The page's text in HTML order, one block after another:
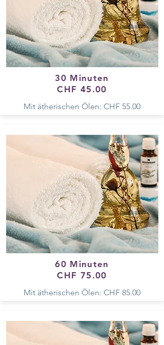
30 Minuten
CHF 45.00
Mit ätherischen Ölen: CHF 55.00
60 Minuten
CHF 75.00
Mit ätherischen Ölen: CHF 85.00